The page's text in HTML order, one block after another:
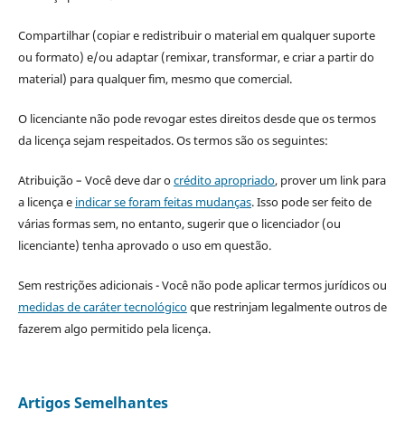
Compartilhar (copiar e redistribuir o material em qualquer suporte
ou formato) e/ou adaptar (remixar, transformar, e criar a partir do
material) para qualquer fim, mesmo que comercial.
O licenciante não pode revogar estes direitos desde que os termos
da licença sejam respeitados. Os termos são os seguintes:
Atribuição – Você deve dar ocrédito apropriado, prover um link para
a licença e indicar se foram feitas mudanças. Isso pode ser feito de
várias formas sem, no entanto, sugerir que o licenciador (ou
licenciante) tenha aprovado o uso em questão.
Sem restrições adicionais - Você não pode aplicar termos jurídicos ou
medidas de caráter tecnológicoque restrinjam legalmente outros de
fazerem algo permitido pela licença.
Artigos Semelhantes